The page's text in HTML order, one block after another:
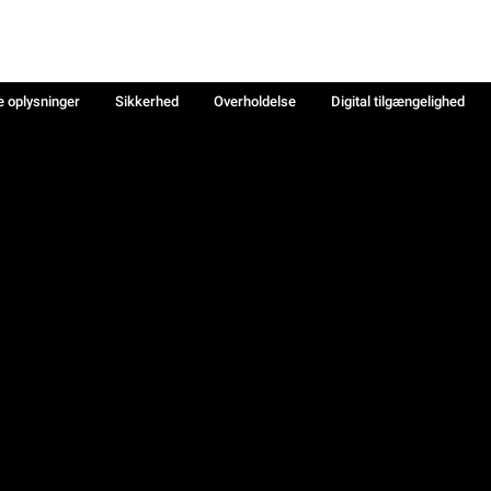
oplysninger Sikkerhed Overholdelse
Digital tilgængelighed